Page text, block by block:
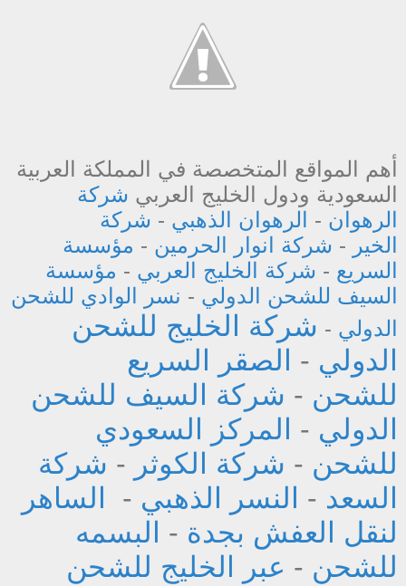
أهم المواقع المتخصصة في المملكة العربية
السعودية ودول الخليج العربي شركة
الرهوان - الرهوان الذهبي - شركة
الخير - شركة انوار الحرمين - مؤسسة
السريع - شركة الخليج العربي - مؤسسة
السيف للشحن الدولي - نسر الوادي للشحن
الدولي - شركة الخليج للشحن
الدولي -
الصقر السريع
للشحن - شركة السيف للشحن
الدولي -
المركز السعودي
للشحن - شركة الكوثر - شركة
السعد - النسر الذهبي -
الساهر
لنقل العفش بجدة -
البسمه
للشحن - عبر الخليج للشحن